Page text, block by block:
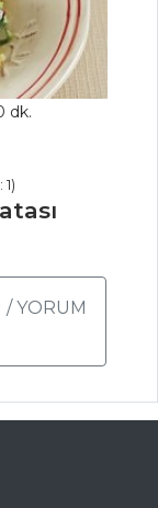
dk.
/ YORUM